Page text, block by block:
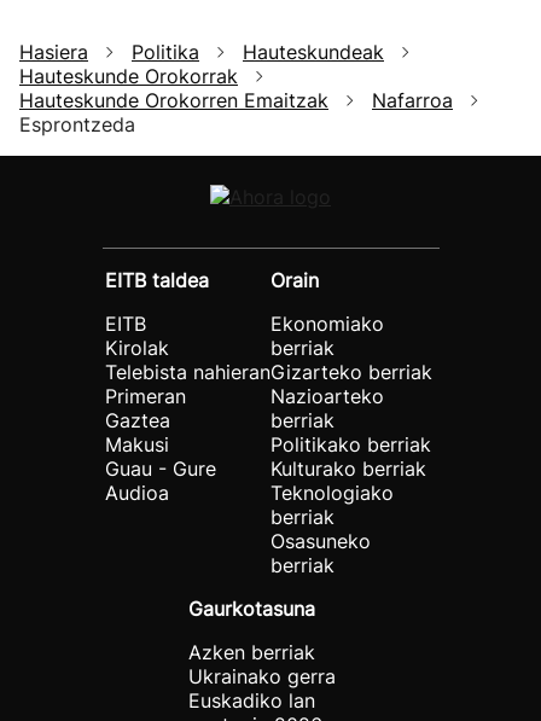
Hasiera Politika
Hauteskundeak
Hauteskunde Orokorrak
Hauteskunde Orokorren Emaitzak
Nafarroa
Esprontzeda
EITB taldea
EITB
Kirolak
Telebista nahieran
Primeran
Gaztea
Makusi
Guau - Gure
Audioa
Orain
Ekonomiako
berriak
Gizarteko berriak
Nazioarteko
berriak
Politikako berriak
Kulturako berriak
Teknologiako
berriak
Osasuneko
berriak
Gaurkotasuna
Azken berriak
Ukrainako gerra
Euskadiko lan